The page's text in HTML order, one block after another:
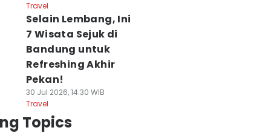
Travel
Selain Lembang, Ini
7 Wisata Sejuk di
Bandung untuk
Refreshing Akhir
Pekan!
30 Jul 2026, 14:30 WIB
Travel
Topics